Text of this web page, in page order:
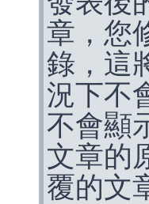
章，您
錄，這
況下不
不會顯
文章的
覆的文